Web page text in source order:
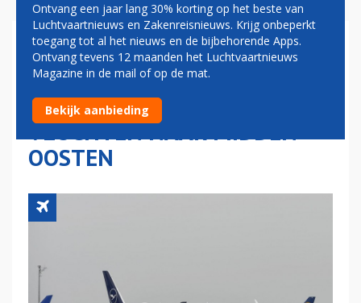
LUFTHANSA HAKT
VROEGTIJDIG KNOOP DOOR:
TOT OKTOBER BIJNA GEEN
VLUCHTEN NAAR MIDDEN-
OOSTEN
Ontvang een jaar lang 30% korting op het beste van
Luchtvaartnieuws en Zakenreisnieuws. Krijg onbeperkt
toegang tot al het nieuws en de bijbehorende Apps.
Ontvang tevens 12 maanden het Luchtvaartnieuws
Magazine in de mail of op de mat.
Bekijk aanbieding